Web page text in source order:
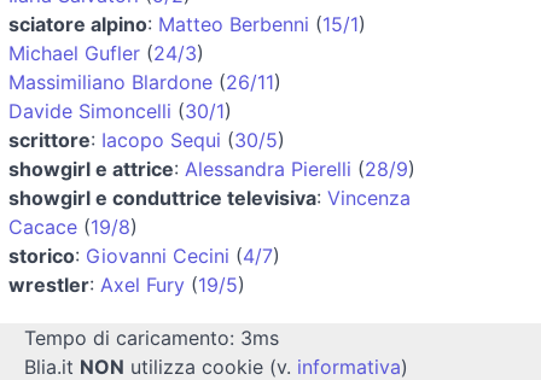
sciatore alpino: Matteo Berbenni (15/1)
Michael Gufler (24/3)
Massimiliano Blardone (26/11)
Davide Simoncelli (30/1)
scrittore: Iacopo Sequi (30/5)
showgirl e attrice: Alessandra Pierelli (28/9)
showgirl e conduttrice televisiva: Vincenza
Cacace (19/8)
storico: Giovanni Cecini (4/7)
wrestler: Axel Fury (19/5)
Tempo di caricamento: 3ms
Blia.it NON utilizza cookie (v. informativa)